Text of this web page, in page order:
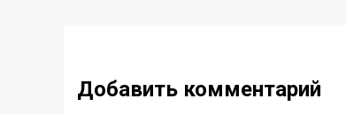
Добавить комментарий